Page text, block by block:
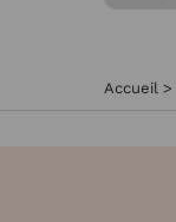
Accueil >